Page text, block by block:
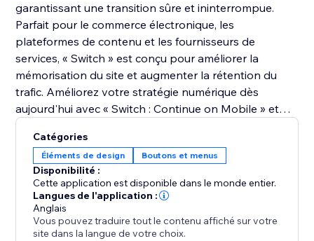
garantissant une transition sûre et ininterrompue.
Parfait pour le commerce électronique, les
plateformes de contenu et les fournisseurs de
services, « Switch » est conçu pour améliorer la
mémorisation du site et augmenter la rétention du
trafic. Améliorez votre stratégie numérique dès
aujourd'hui avec « Switch : Continue on Mobile » et
avec votre site sur tous les appareils.
Catégories
Éléments de design Boutons et menus
Disponibilité :
Cette application est disponible dans le monde entier.
Langues de l'application :
Anglais
Vous pouvez traduire tout le contenu affiché sur votre
site dans la langue de votre choix.